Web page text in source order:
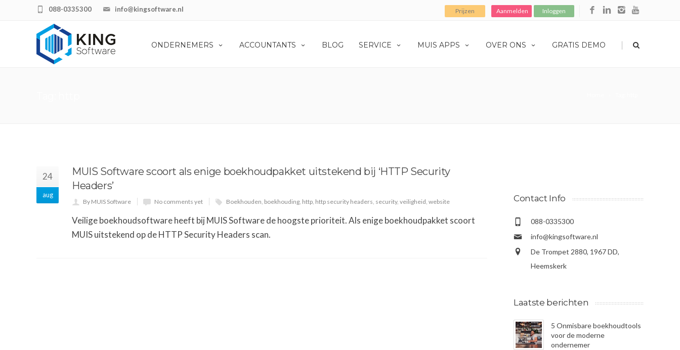
info@kingsoftware.nl
088-0335300 Prijzen Aanmelden Inloggen
ONDERNEMERS ACCOUNTANTS BLOG SERVICE MUIS APPS OVER ONS GRATIS DEMO |
24
aug
MUIS Software scoort als enige boekhoudpakket uitstekend bij ‘HTTP Security
Headers’
By MUIS Software No comments yet Boekhouden, boekhouding, http, http security headers, security, veiligheid, website
Veilige boekhoudsoftware heeft bij MUIS Software de hoogste prioriteit. Als enige boekhoudpakket scoort
MUIS uitstekend op de HTTP Security Headers scan.
Contact Info
088-0335300
info@kingsoftware.nl
De Trompet 2880, 1967 DD,
Heemskerk
Laatste berichten
5 Onmisbare boekhoudtools
voor de moderne
ondernemer